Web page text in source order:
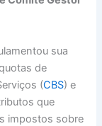
sua
de
(CBS) e
que
impostos sobre